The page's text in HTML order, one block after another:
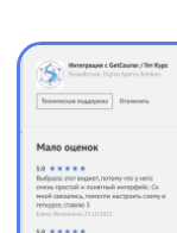
9
месяцев